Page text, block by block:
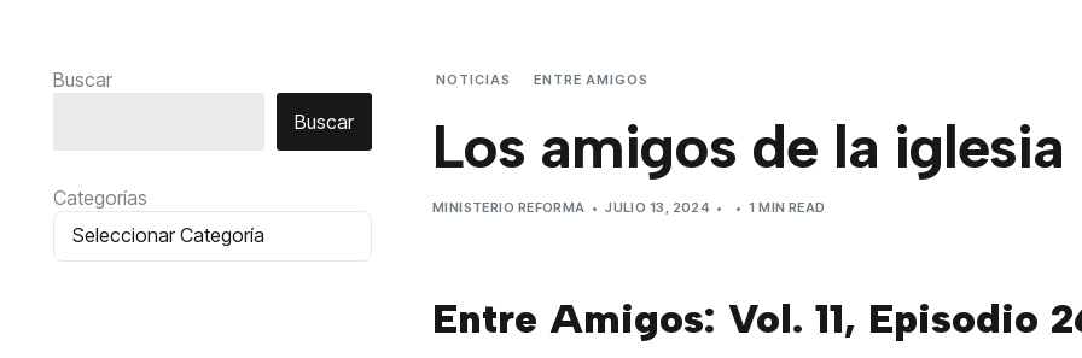
NOTICIAS ENTRE AMIGOS
Los amigos de la iglesia
MINISTERIO REFORMA JULIO 13, 2024 1 MIN READ
Entre Amigos: Vol. 11, Episodio
Buscar
Buscar
Categorías